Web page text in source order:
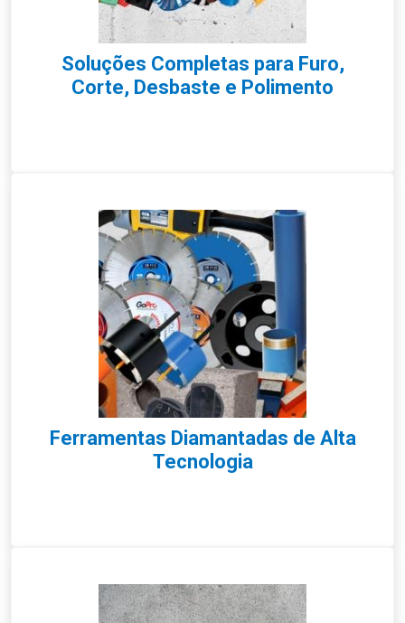
Soluções Completas para Furo,
Corte, Desbaste e Polimento
Ferramentas Diamantadas de Alta
Tecnologia